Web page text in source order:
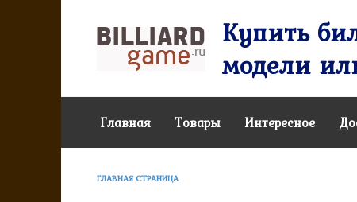
Купить
модели
Главная Товары Интересное
ГЛАВНАЯ СТРАНИЦА